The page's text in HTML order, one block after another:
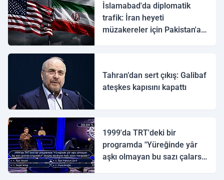
İslamabad'da diplomatik
trafik: İran heyeti
müzakereler için Pakistan'a
Tahran’dan sert çıkış: Galibaf
ateşkes kapısını kapattı
1999'da TRT'deki bir
programda "Yüreğinde yâr
aşkı olmayan bu sazı çalarsa